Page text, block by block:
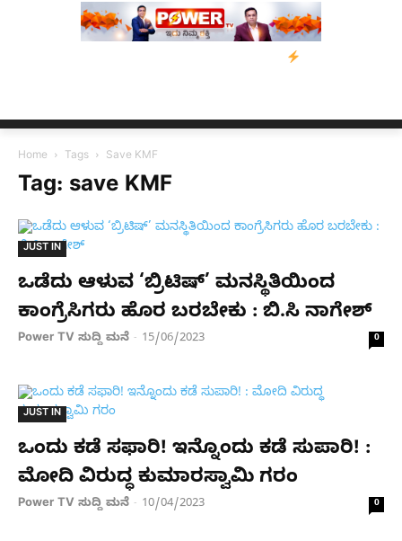
ನ್ಯೂಸ್ ಕಾರ್ಪ್‌ಗೆ
Home Tags Save KMF
Tag: save KMF
JUST IN
ಒಡೆದು ಆಳುವ ‘ಬ್ರಿಟಿಷ್’ ಮನಸ್ಥಿತಿಯಿಂದ
ಕಾಂಗ್ರೆಸಿಗರು ಹೊರ ಬರಬೇಕು : ಬಿ.ಸಿ ನಾಗೇಶ್
Power TV ಸುದ್ದಿ ಮನೆ - 15/06/2023 0
JUST IN
ಒಂದು ಕಡೆ ಸಫಾರಿ! ಇನ್ನೊಂದು ಕಡೆ ಸುಪಾರಿ! :
ಮೋದಿ ವಿರುದ್ಧ ಕುಮಾರಸ್ವಾಮಿ ಗರಂ
Power TV ಸುದ್ದಿ ಮನೆ - 10/04/2023 0